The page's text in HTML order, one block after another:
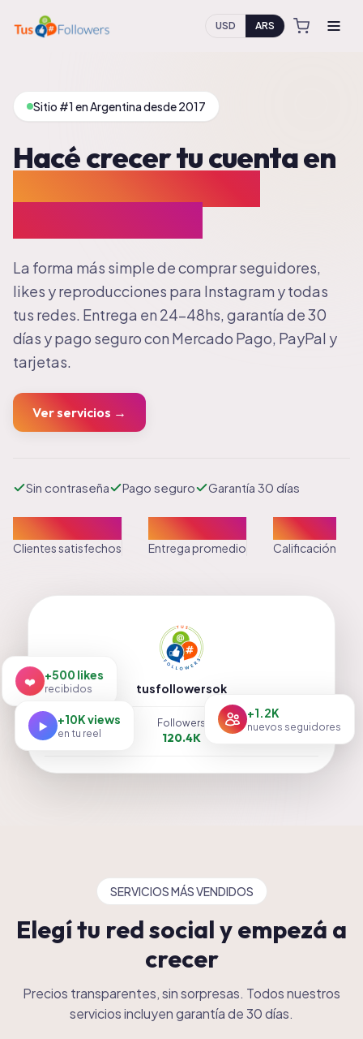
USD ARS
Sitio #1 en Argentina desde 2017
Hacé crecer tu cuenta en
La forma más simple de comprar seguidores,
likes y reproducciones para Instagram y todas
tus redes. Entrega en 24-48hs, garantía de 30
días y pago seguro con Mercado Pago, PayPal y
tarjetas.
Ver servicios →
Sin contraseña Pago seguro Garantía 30 días
+100K
Clientes satisfechos
24-48hs
Entrega promedio
4.9/5 ⭐
Calificación
tusfollowersok
Posts
127
Followers
120.4K
Following
❤️ +500 likes
recibidos
+1.2K
nuevos seguidores
▶️ +10K views
en tu reel
SERVICIOS MÁS VENDIDOS
Elegí tu red social y empezá a
crecer
Precios transparentes, sin sorpresas. Todos nuestros
servicios incluyen garantía de 30 días.